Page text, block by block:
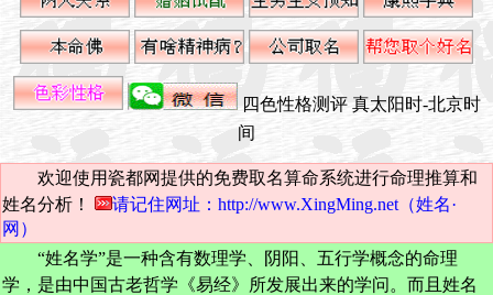
四色性格测评 真太阳时-北京时
间
欢迎使用瓷都网提供的免费取名算命系统进行命理推算和
姓名分析！
请记住网址：http://www.XingMing.net（姓名·
网）
“姓名学”是一种含有数理学、阴阳、五行学概念的命理
学，是由中国古老哲学《易经》所发展出来的学问。而且姓名